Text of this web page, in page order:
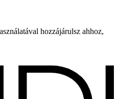
hozzájárulsz ahhoz,